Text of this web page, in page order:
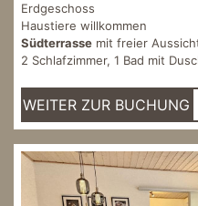
Erdgeschoss
Haustiere willkommen
Südterrasse mit freier
2 Schlafzimmer, 1 Bad mit
WEITER ZUR BUCHUNG